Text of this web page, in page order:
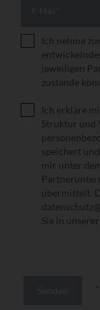
Vertragsverhältnis
Ich nehme
jeweiligen
zustande
Ich erkläre
Struktur und
speichert
mir unter
übermittelt.
Sie in unserer